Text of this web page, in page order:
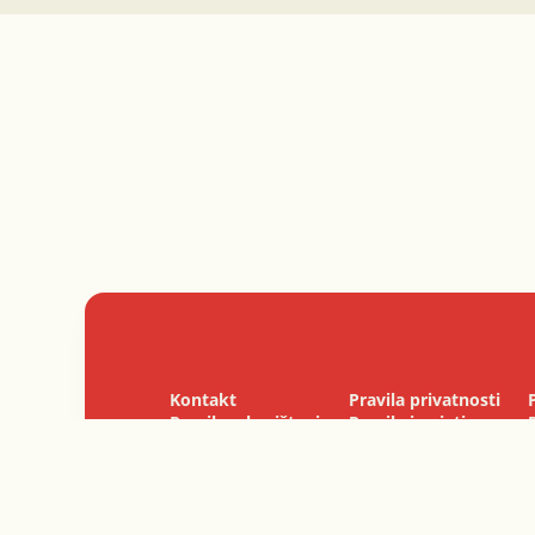
Kontakt Pravila privatnosti
Pravila o korištenju
Pravila i uvjeti